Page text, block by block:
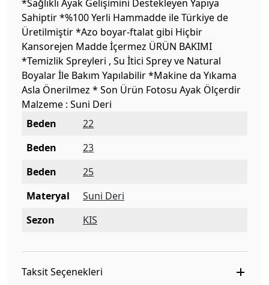
*Sağlıklı Ayak Gelişimini Destekleyen Yapıya
Sahiptir *%100 Yerli Hammadde ile Türkiye de
Üretilmiştir *Azo boyar-ftalat gibi Hiçbir
Kansorejen Madde İçermez ÜRÜN BAKIMI
*Temizlik Spreyleri , Su İtici Sprey ve Natural
Boyalar İle Bakım Yapılabilir *Makine da Yıkama
Asla Önerilmez * Son Ürün Fotosu Ayak Ölçerdir
Malzeme : Suni Deri
Beden
22
Beden
23
Beden
25
Materyal
Suni Deri
Sezon
KIS
Taksit Seçenekleri